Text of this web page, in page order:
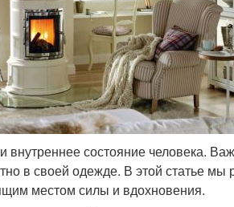
состояние человека.
в своей одежде. В этой статье мы
местом силы и вдохновения.